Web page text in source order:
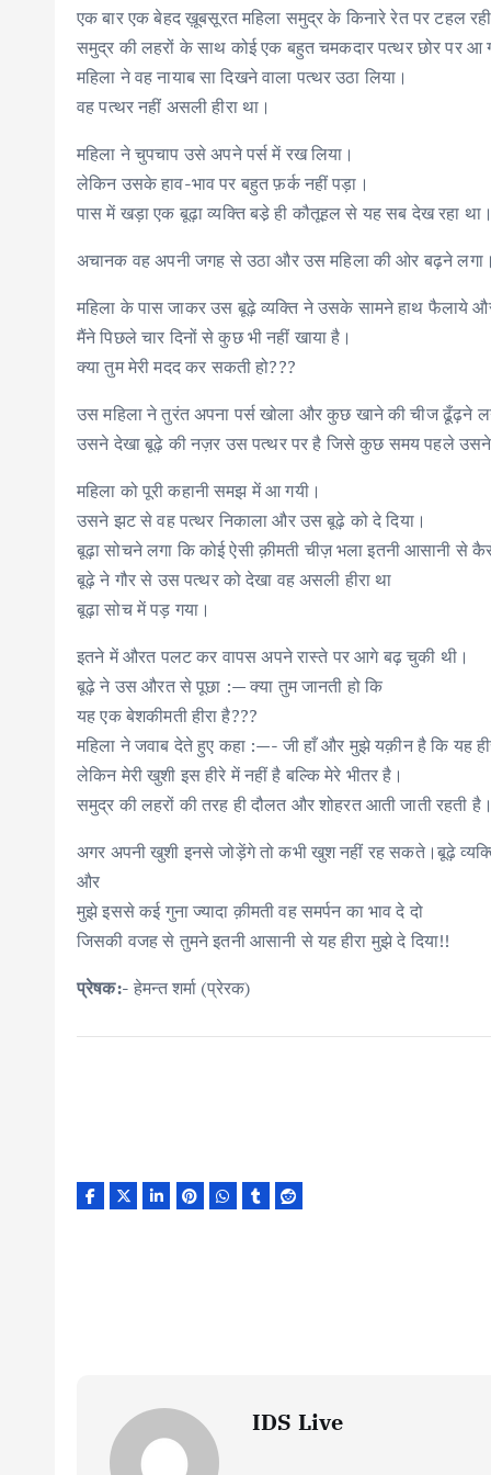
एक बार एक बेहद ख़ूबसूरत महिला समुद्र के किनारे रेत पर टहल
समुद्र की लहरों के साथ कोई एक बहुत चमकदार पत्थर छोर पर आ
महिला ने वह नायाब सा दिखने वाला पत्थर उठा लिया।
वह पत्थर नहीं असली हीरा था।
महिला ने चुपचाप उसे अपने पर्स में रख लिया।
लेकिन उसके हाव-भाव पर बहुत फ़र्क नहीं पड़ा।
पास में खड़ा एक बूढ़ा व्यक्ति बडे़ ही कौतूहल से यह सब देख रहा था।
अचानक वह अपनी जगह से उठा और उस महिला की ओर बढ़ने लगा।
महिला के पास जाकर उस बूढ़े व्यक्ति ने उसके सामने हाथ फैलाये
मैंने पिछले चार दिनों से कुछ भी नहीं खाया है।
क्या तुम मेरी मदद कर सकती हो???
उस महिला ने तुरंत अपना पर्स खोला और कुछ खाने की चीज ढूँढ़ने
उसने देखा बूढ़े की नज़र उस पत्थर पर है जिसे कुछ समय पहले उसने
महिला को पूरी कहानी समझ में आ गयी।
उसने झट से वह पत्थर निकाला और उस बूढ़े को दे दिया।
बूढ़ा सोचने लगा कि कोई ऐसी क़ीमती चीज़ भला इतनी आसानी से
बूढ़े ने गौर से उस पत्थर को देखा वह असली हीरा था
बूढ़ा सोच में पड़ गया।
इतने में औरत पलट कर वापस अपने रास्ते पर आगे बढ़ चुकी थी।
बूढ़े ने उस औरत से पूछा :— क्या तुम जानती हो कि
यह एक बेशकीमती हीरा है???
महिला ने जवाब देते हुए कहा :—- जी हाँ और मुझे यक़ीन है कि यह
लेकिन मेरी खुशी इस हीरे में नहीं है बल्कि मेरे भीतर है।
समुद्र की लहरों की तरह ही दौलत और शोहरत आती जाती रहती है।
अगर अपनी खुशी इनसे जोड़ेंगे तो कभी खुश नहीं रह सकते।बूढ़े
और
मुझे इससे कई गुना ज्यादा क़ीमती वह समर्पन का भाव दे दो
जिसकी वजह से तुमने इतनी आसानी से यह हीरा मुझे दे दिया!!
प्रेषक:- हेमन्त शर्मा (प्रेरक)
IDS Live